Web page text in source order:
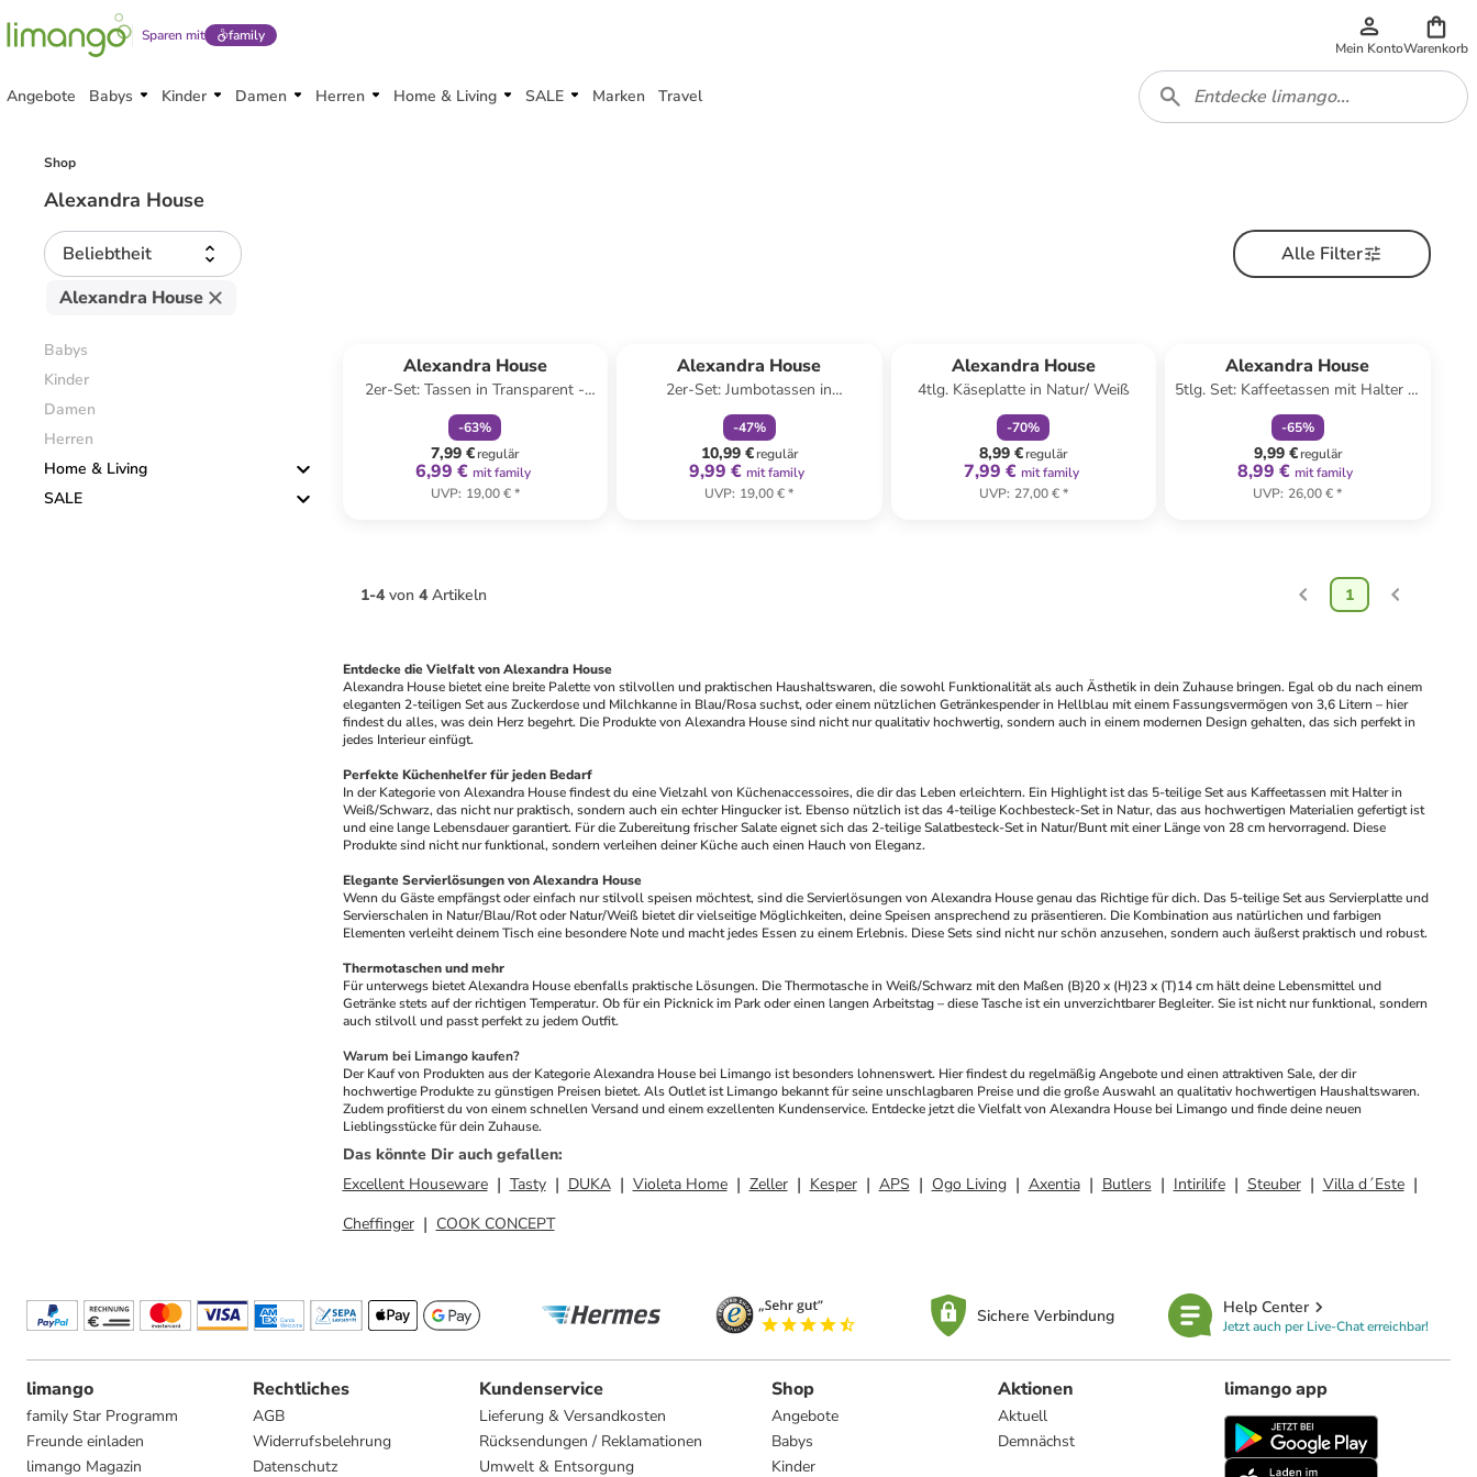
Sparen mit family
Mein KontoWarenkorb
Angebote Babys Kinder Damen Herren Home & Living SALE Marken Travel
Shop
Alexandra House
Beliebtheit
Alle Filter
Alexandra House
Babys
Kinder
Damen
Herren
Home & Living
SALE
Alexandra House
2er-Set: Tassen in Transparent -
250 ml
-63%
7,99 €regulär
6,99 € mit family
UVP: 19,00 €*
Alexandra House
2er-Set: Jumbotassen in
Transparent - 380 ml
-47%
10,99 €regulär
9,99 € mit family
UVP: 19,00 €*
Alexandra House
4tlg. Käseplatte in Natur/ Weiß
-70%
8,99 €regulär
7,99 € mit family
UVP: 27,00 €*
Alexandra House
5tlg. Set: Kaffeetassen mit Halter in
Weiß/ Schwarz
-65%
9,99 €regulär
8,99 € mit family
UVP: 26,00 €*
1-4 von 4 Artikeln 1
Entdecke die Vielfalt von Alexandra House
Alexandra House bietet eine breite Palette von stilvollen und praktischen Haushaltswaren, die sowohl Funktionalität als auch Ästhetik in dein Zuhause bringen. Egal ob du nach einem
eleganten 2-teiligen Set aus Zuckerdose und Milchkanne in Blau/Rosa suchst, oder einem nützlichen Getränkespender in Hellblau mit einem Fassungsvermögen von 3,6 Litern – hier
findest du alles, was dein Herz begehrt. Die Produkte von Alexandra House sind nicht nur qualitativ hochwertig, sondern auch in einem modernen Design gehalten, das sich perfekt in
jedes Interieur einfügt.
Perfekte Küchenhelfer für jeden Bedarf
In der Kategorie von Alexandra House findest du eine Vielzahl von Küchenaccessoires, die dir das Leben erleichtern. Ein Highlight ist das 5-teilige Set aus Kaffeetassen mit Halter in
Weiß/Schwarz, das nicht nur praktisch, sondern auch ein echter Hingucker ist. Ebenso nützlich ist das 4-teilige Kochbesteck-Set in Natur, das aus hochwertigen Materialien gefertigt ist
und eine lange Lebensdauer garantiert. Für die Zubereitung frischer Salate eignet sich das 2-teilige Salatbesteck-Set in Natur/Bunt mit einer Länge von 28 cm hervorragend. Diese
Produkte sind nicht nur funktional, sondern verleihen deiner Küche auch einen Hauch von Eleganz.
Elegante Servierlösungen von Alexandra House
Wenn du Gäste empfängst oder einfach nur stilvoll speisen möchtest, sind die Servierlösungen von Alexandra House genau das Richtige für dich. Das 5-teilige Set aus Servierplatte und
Servierschalen in Natur/Blau/Rot oder Natur/Weiß bietet dir vielseitige Möglichkeiten, deine Speisen ansprechend zu präsentieren. Die Kombination aus natürlichen und farbigen
Elementen verleiht deinem Tisch eine besondere Note und macht jedes Essen zu einem Erlebnis. Diese Sets sind nicht nur schön anzusehen, sondern auch äußerst praktisch und robust.
Thermotaschen und mehr
Für unterwegs bietet Alexandra House ebenfalls praktische Lösungen. Die Thermotasche in Weiß/Schwarz mit den Maßen (B)20 x (H)23 x (T)14 cm hält deine Lebensmittel und
Getränke stets auf der richtigen Temperatur. Ob für ein Picknick im Park oder einen langen Arbeitstag – diese Tasche ist ein unverzichtbarer Begleiter. Sie ist nicht nur funktional, sondern
auch stilvoll und passt perfekt zu jedem Outfit.
Warum bei Limango kaufen?
Der Kauf von Produkten aus der Kategorie Alexandra House bei Limango ist besonders lohnenswert. Hier findest du regelmäßig Angebote und einen attraktiven Sale, der dir
hochwertige Produkte zu günstigen Preisen bietet. Als Outlet ist Limango bekannt für seine unschlagbaren Preise und die große Auswahl an qualitativ hochwertigen Haushaltswaren.
Zudem profitierst du von einem schnellen Versand und einem exzellenten Kundenservice. Entdecke jetzt die Vielfalt von Alexandra House bei Limango und finde deine neuen
Lieblingsstücke für dein Zuhause.
Das könnte Dir auch gefallen:
Excellent Houseware
Tasty DUKA Violeta Home Zeller Kesper APS Ogo Living Axentia Butlers Intirilife Steuber
Villa d´Este
Cheffinger
COOK CONCEPT
Sichere Verbindung Help Center
Jetzt auch per Live-Chat erreichbar!
limango
family Star Programm
Freunde einladen
limango Magazin
Rechtliches
AGB
Widerrufsbelehrung
Datenschutz
Kundenservice
Lieferung & Versandkosten
Rücksendungen / Reklamationen
Umwelt & Entsorgung
Shop
Angebote
Babys
Kinder
Aktionen
Aktuell
Demnächst
limango app